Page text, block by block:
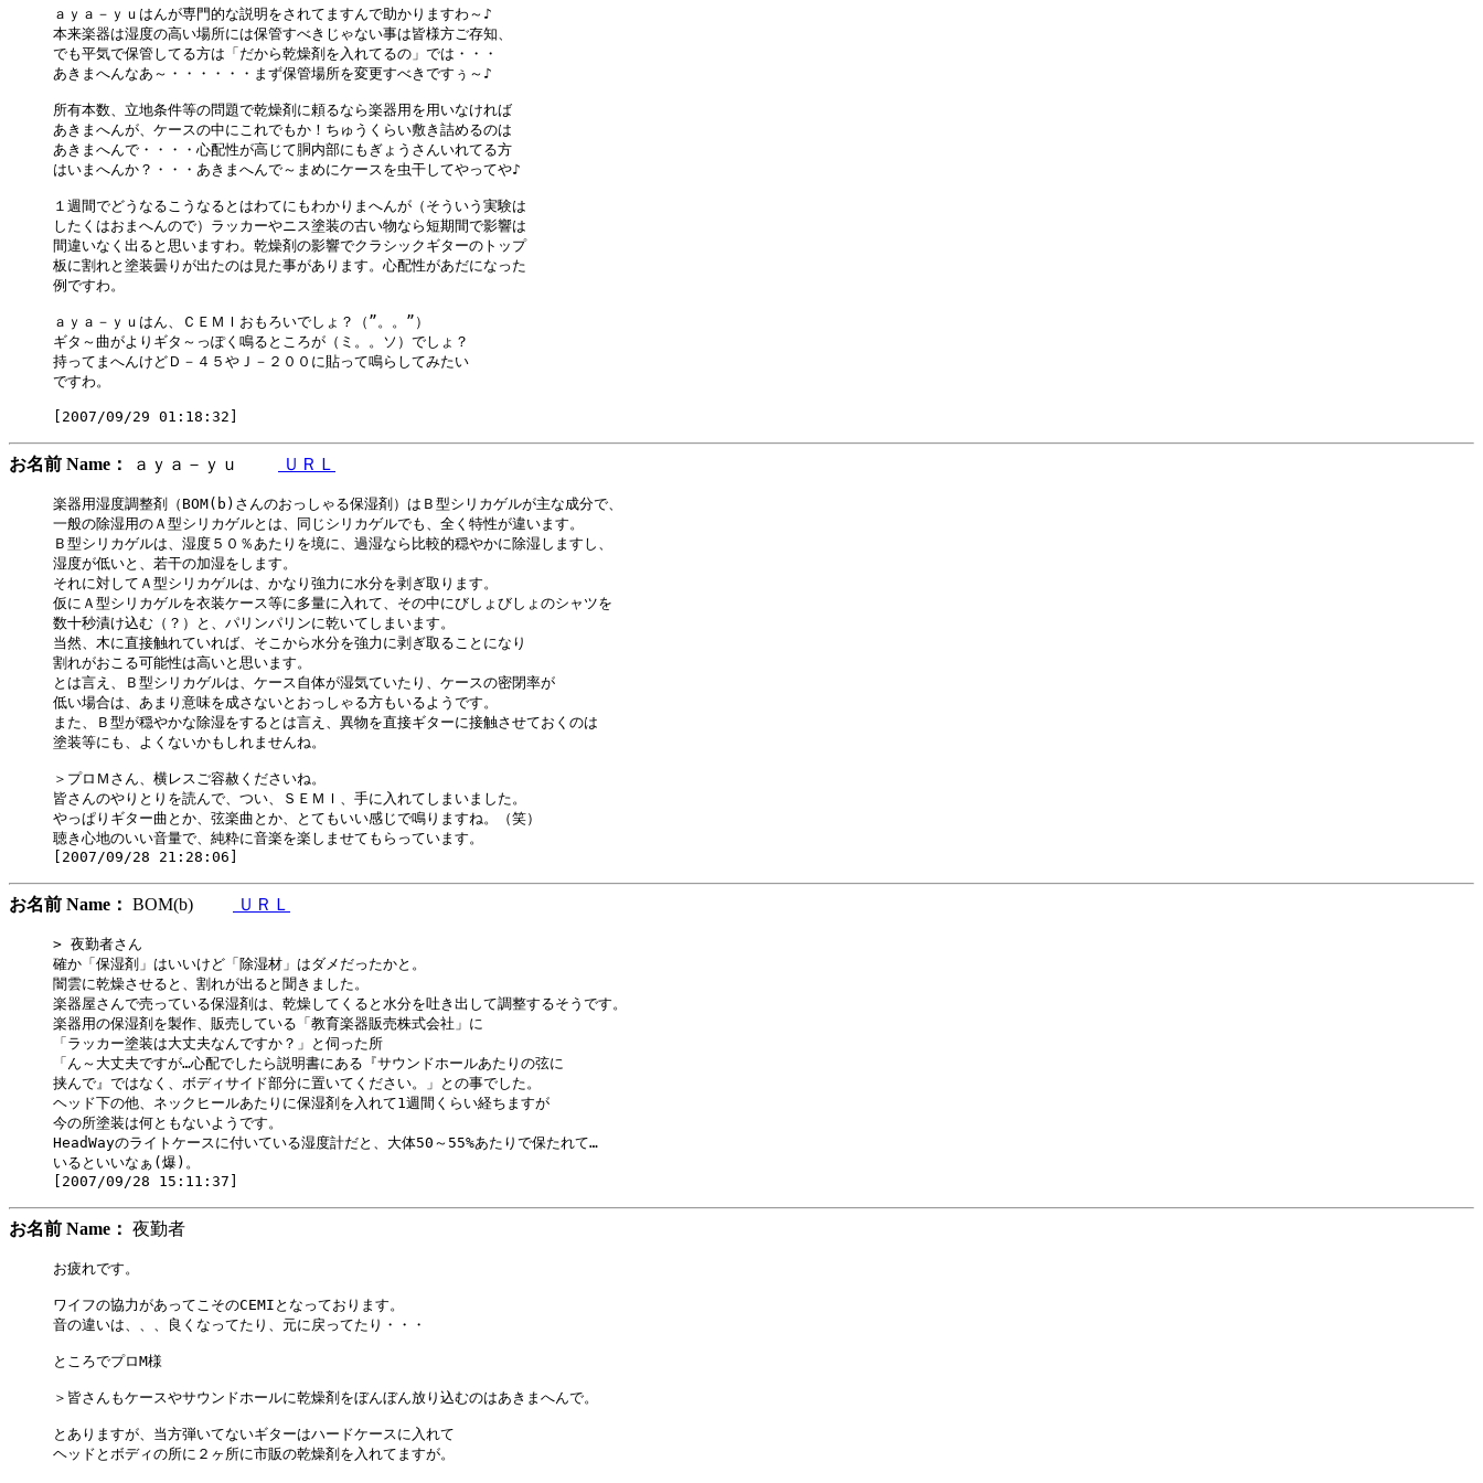
ａｙａ－ｙｕはんが専門的な説明をされてますんで助かりますわ～♪
本来楽器は湿度の高い場所には保管すべきじゃない事は皆様方ご存知、
でも平気で保管してる方は「だから乾燥剤を入れてるの」では・・・
あきまへんなあ～・・・・・・まず保管場所を変更すべきですぅ～♪
所有本数、立地条件等の問題で乾燥剤に頼るなら楽器用を用いなければ
あきまへんが、ケースの中にこれでもか！ちゅうくらい敷き詰めるのは
あきまへんで・・・・心配性が高じて胴内部にもぎょうさんいれてる方
はいまへんか？・・・あきまへんで～まめにケースを虫干してやってや♪
１週間でどうなるこうなるとはわてにもわかりまへんが（そういう実験は
したくはおまへんので）ラッカーやニス塗装の古い物なら短期間で影響は
間違いなく出ると思いますわ。乾燥剤の影響でクラシックギターのトップ
板に割れと塗装曇りが出たのは見た事があります。心配性があだになった
例ですわ。
ａｙａ－ｙｕはん、ＣＥＭＩおもろいでしょ？（”。。”）
ギタ～曲がよりギタ～っぽく鳴るところが（ミ。。ソ）でしょ？
持ってまへんけどＤ－４５やＪ－２００に貼って鳴らしてみたい
ですわ。
お名前 Name： ａｙａ－ｙｕ ＵＲＬ
楽器用湿度調整剤（BOM(b)さんのおっしゃる保湿剤）はＢ型シリカゲルが主な成分で、
一般の除湿用のＡ型シリカゲルとは、同じシリカゲルでも、全く特性が違います。
Ｂ型シリカゲルは、湿度５０％あたりを境に、過湿なら比較的穏やかに除湿しますし、
湿度が低いと、若干の加湿をします。
それに対してＡ型シリカゲルは、かなり強力に水分を剥ぎ取ります。
仮にＡ型シリカゲルを衣装ケース等に多量に入れて、その中にびしょびしょのシャツを
数十秒漬け込む（？）と、パリンパリンに乾いてしまいます。
当然、木に直接触れていれば、そこから水分を強力に剥ぎ取ることになり
割れがおこる可能性は高いと思います。
とは言え、Ｂ型シリカゲルは、ケース自体が湿気ていたり、ケースの密閉率が
低い場合は、あまり意味を成さないとおっしゃる方もいるようです。
また、Ｂ型が穏やかな除湿をするとは言え、異物を直接ギターに接触させておくのは
塗装等にも、よくないかもしれませんね。
＞プロＭさん、横レスご容赦くださいね。
皆さんのやりとりを読んで、つい、ＳＥＭＩ、手に入れてしまいました。
やっぱりギター曲とか、弦楽曲とか、とてもいい感じで鳴りますね。（笑）
聴き心地のいい音量で、純粋に音楽を楽しませてもらっています。
お名前 Name： BOM(b) ＵＲＬ
> 夜勤者さん
確か「保湿剤」はいいけど「除湿材」はダメだったかと。
闇雲に乾燥させると、割れが出ると聞きました。
楽器屋さんで売っている保湿剤は、乾燥してくると水分を吐き出して調整するそうです。
楽器用の保湿剤を製作、販売している「教育楽器販売株式会社」に
「ラッカー塗装は大丈夫なんですか？」と伺った所
「ん～大丈夫ですが…心配でしたら説明書にある『サウンドホールあたりの弦に
挟んで』ではなく、ボディサイド部分に置いてください。」との事でした。
ヘッド下の他、ネックヒールあたりに保湿剤を入れて1週間くらい経ちますが
今の所塗装は何ともないようです。
HeadWayのライトケースに付いている湿度計だと、大体50～55%あたりで保たれて…
いるといいなぁ(爆)。
お名前 Name： 夜勤者
お疲れです。
ワイフの協力があってこそのCEMIとなっております。
音の違いは、、、良くなってたり、元に戻ってたり・・・
ところでプロM様
＞皆さんもケースやサウンドホールに乾燥剤をぼんぼん放り込むのはあきまへんで。
とありますが、当方弾いてないギターはハードケースに入れて
ヘッドとボディの所に２ヶ所に市販の乾燥剤を入れてますが。